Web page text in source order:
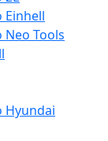
Einhell
Neo Tools
Hyundai